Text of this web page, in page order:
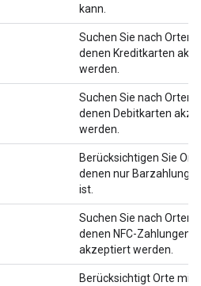
kann.
Suchen Sie nach Orten,
denen Kreditkarten
werden.
Suchen Sie nach Orten,
denen Debitkarten
werden.
Berücksichtigen Sie
denen nur Barzahlung
ist.
Suchen Sie nach Orten,
denen NFC-Zahlungen
akzeptiert werden.
Berücksichtigt Orte mit